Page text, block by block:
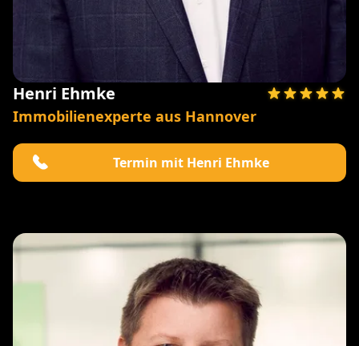
Henri Ehmke
Immobilienexperte aus Hannover
Termin mit Henri Ehmke